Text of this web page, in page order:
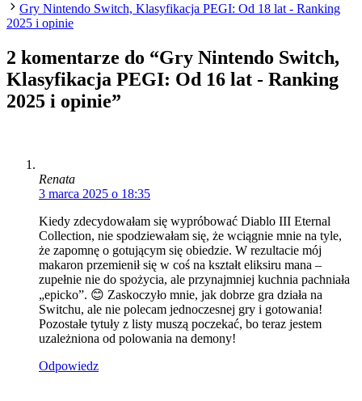
Gry Nintendo Switch, Klasyfikacja PEGI: Od 18 lat - Ranking
2025 i opinie
2 komentarze do “Gry Nintendo Switch,
Klasyfikacja PEGI: Od 16 lat - Ranking
2025 i opinie”
Renata
3 marca 2025 o 18:35
Kiedy zdecydowałam się wypróbować Diablo III Eternal
Collection, nie spodziewałam się, że wciągnie mnie na tyle,
że zapomnę o gotującym się obiedzie. W rezultacie mój
makaron przemienił się w coś na kształt eliksiru mana –
zupełnie nie do spożycia, ale przynajmniej kuchnia pachniała
„epicko”. 😊 Zaskoczyło mnie, jak dobrze gra działa na
Switchu, ale nie polecam jednoczesnej gry i gotowania!
Pozostałe tytuły z listy muszą poczekać, bo teraz jestem
uzależniona od polowania na demony!
Odpowiedz